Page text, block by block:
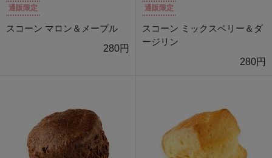
通販限定
スコーン マロン＆メープル
280円
通販限定
スコーン ミックスベリー＆ダ
ージリン
280円